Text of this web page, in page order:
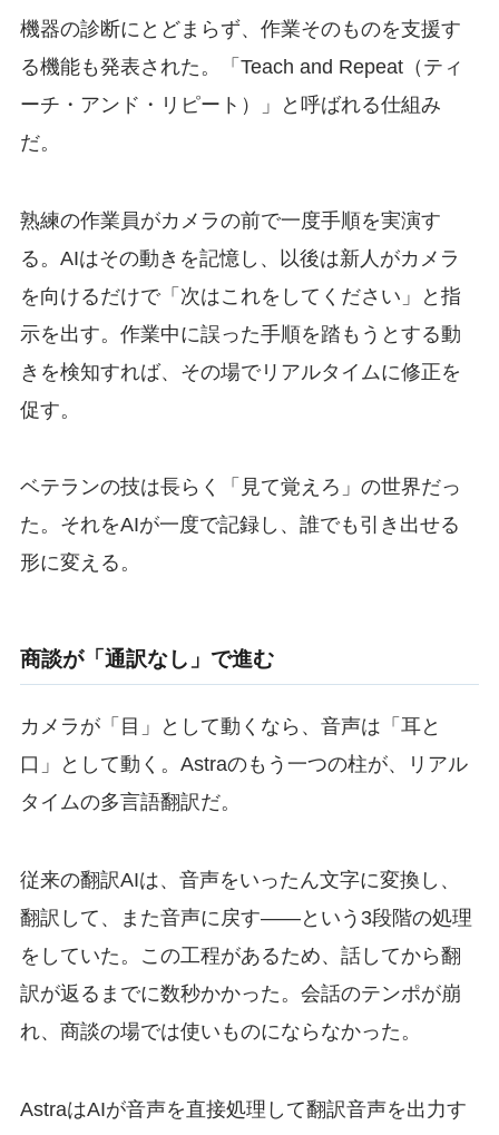
機器の診断にとどまらず、作業そのものを支援す
る機能も発表された。「Teach and Repeat（ティ
ーチ・アンド・リピート）」と呼ばれる仕組み
だ。
熟練の作業員がカメラの前で一度手順を実演す
る。AIはその動きを記憶し、以後は新人がカメラ
を向けるだけで「次はこれをしてください」と指
示を出す。作業中に誤った手順を踏もうとする動
きを検知すれば、その場でリアルタイムに修正を
促す。
ベテランの技は長らく「見て覚えろ」の世界だっ
た。それをAIが一度で記録し、誰でも引き出せる
形に変える。
商談が「通訳なし」で進む
カメラが「目」として動くなら、音声は「耳と
口」として動く。Astraのもう一つの柱が、リアル
タイムの多言語翻訳だ。
従来の翻訳AIは、音声をいったん文字に変換し、
翻訳して、また音声に戻す——という3段階の処理
をしていた。この工程があるため、話してから翻
訳が返るまでに数秒かかった。会話のテンポが崩
れ、商談の場では使いものにならなかった。
AstraはAIが音声を直接処理して翻訳音声を出力す